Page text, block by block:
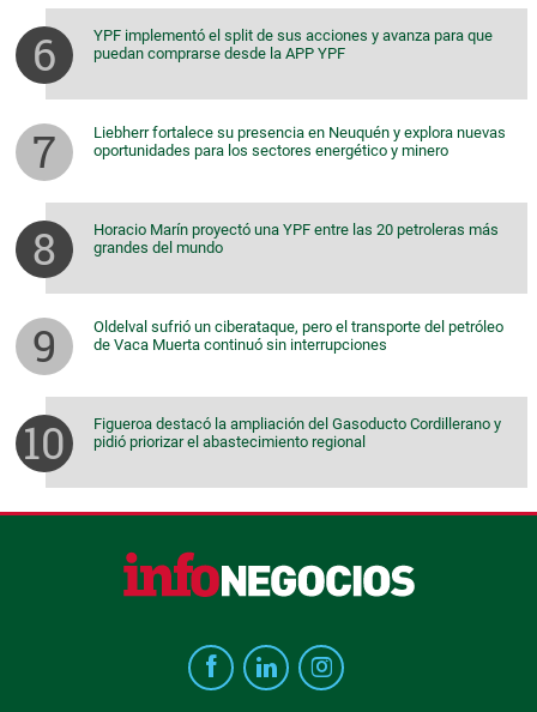
YPF implementó el split de sus acciones y avanza para que
puedan comprarse desde la APP YPF
Liebherr fortalece su presencia en Neuquén y explora nuevas
oportunidades para los sectores energético y minero
Horacio Marín proyectó una YPF entre las 20 petroleras más
grandes del mundo
Oldelval sufrió un ciberataque, pero el transporte del petróleo
de Vaca Muerta continuó sin interrupciones
Figueroa destacó la ampliación del Gasoducto Cordillerano y
pidió priorizar el abastecimiento regional